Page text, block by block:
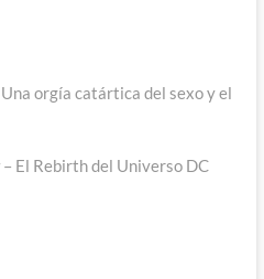
orgía catártica del sexo y el
El Rebirth del Universo DC